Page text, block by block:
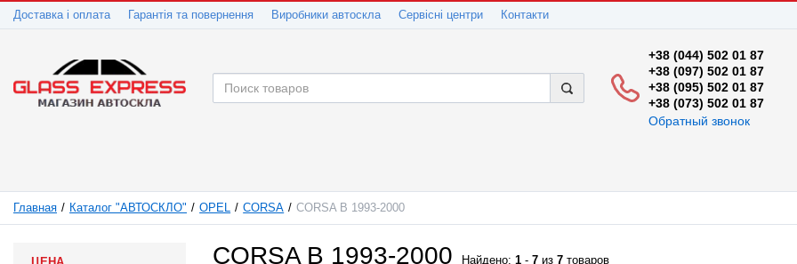
Доставка і оплата Гарантія та повернення Виробники автоскла Сервісні центри Контакти
+38 (044) 502 01 87
+38 (097) 502 01 87
+38 (095) 502 01 87
+38 (073) 502 01 87
Обратный звонок
Главная Каталог "АВТОСКЛО" OPEL CORSA CORSA B 1993-2000
CORSA B 1993-2000 Найдено: 1 - 7 из 7 товаров